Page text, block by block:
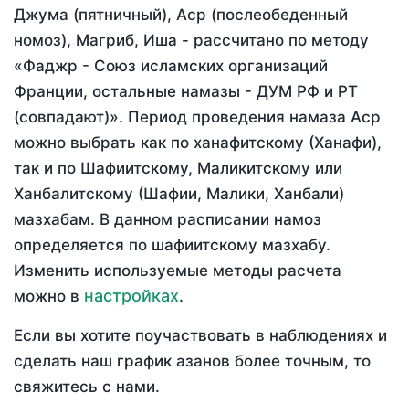
Джума (пятничный), Аср (послеобеденный
номоз), Магриб, Иша - рассчитано по методу
«Фаджр - Союз исламских организаций
Франции, остальные намазы - ДУМ РФ и РТ
(совпадают)». Период проведения намаза Аср
можно выбрать как по ханафитскому (Ханафи),
так и по Шафиитскому, Маликитскому или
Ханбалитскому (Шафии, Малики, Ханбали)
мазхабам. В данном расписании намоз
определяется по шафиитскому мазхабу.
Изменить используемые методы расчета
можно в настройках.
Если вы хотите поучаствовать в наблюдениях и
сделать наш график азанов более точным, то
свяжитесь с нами.